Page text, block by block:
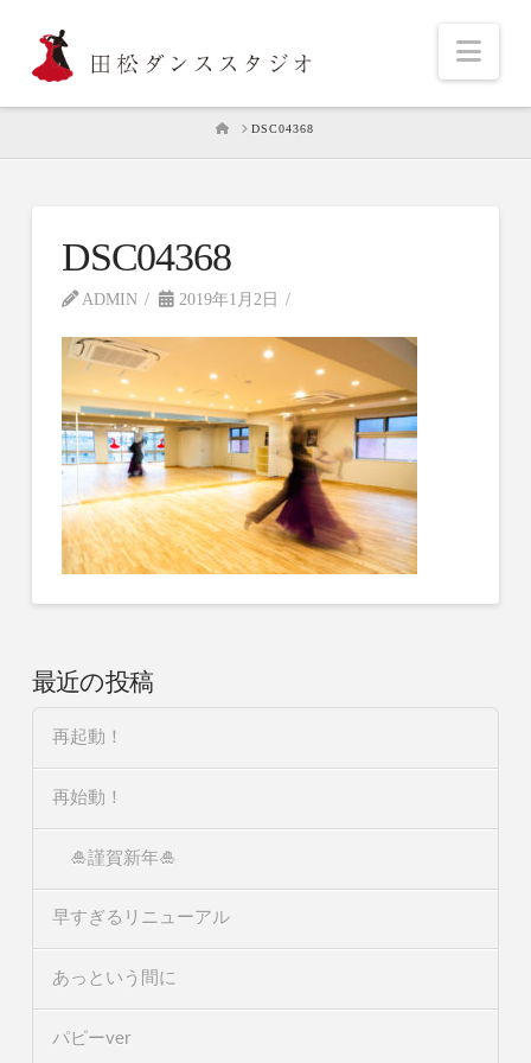
HOMEDSC04368
DSC04368
ADMIN 2019年1月2日
最近の投稿
再起動！
再始動！
🎍謹賀新年🎍
早すぎるリニューアル
あっという間に
パピーver